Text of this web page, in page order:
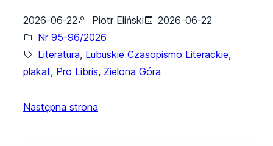
2026-06-22 Piotr Eliński
2026-06-22
Nr 95-96/2026
Literatura, Lubuskie Czasopismo Literackie,
plakat, Pro Libris, Zielona Góra
Następna strona